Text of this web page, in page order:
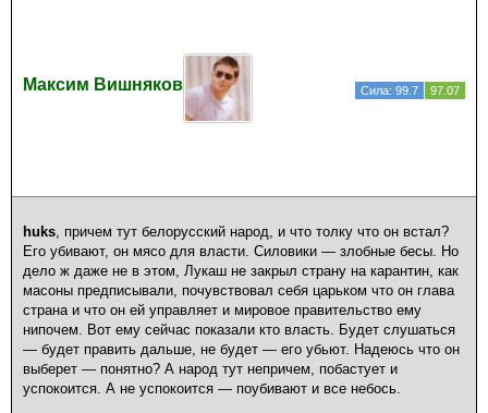
Максим Вишняков Сила: 99.7 97.07
huks, причем тут белорусский народ, и что толку что он встал?
Его убивают, он мясо для власти. Силовики — злобные бесы. Но
дело ж даже не в этом, Лукаш не закрыл страну на карантин, как
масоны предписывали, почувствовал себя царьком что он глава
страна и что он ей управляет и мировое правительство ему
нипочем. Вот ему сейчас показали кто власть. Будет слушаться
— будет править дальше, не будет — его убьют. Надеюсь что он
выберет — понятно? А народ тут непричем, побастует и
успокоится. А не успокоится — поубивают и все небось.